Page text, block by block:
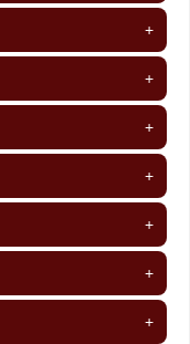
+
+
+
+
+
+
+